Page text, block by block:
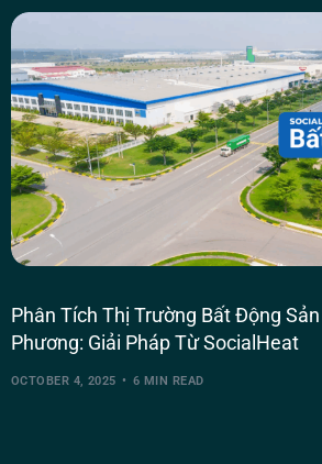
Phân Tích Thị Trường Bất Động
Phương: Giải Pháp Từ SocialHeat
OCTOBER 4, 2025 6 MIN READ